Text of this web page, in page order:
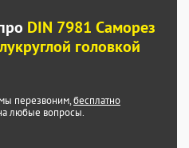
DIN 7981 Саморез
головкой
перезвоним,бесплатно
любые вопросы.